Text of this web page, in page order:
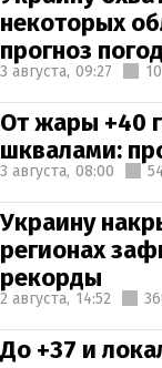
некоторых
прогноз
3 августа, 09:27
От жары +40
шквалами:
3 августа, 08:00
Украину
регионах
рекорды
2 августа, 14:52
До +37 и